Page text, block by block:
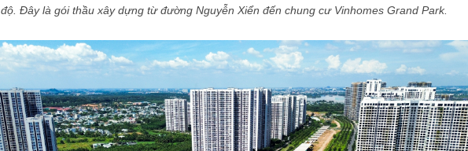
độ. Đây là gói thầu xây dựng từ đường Nguyễn Xiển đến chung cư Vinhomes Grand Park.